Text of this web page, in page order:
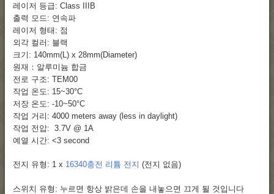
레이저 등급: Class IIIB
출력 모드: 연속파
레이저 형태: 점
외각 컬러: 블랙
크기: 140mm(L) x 28mm(Diameter)
원재：알루미늄 합금
전로 구조: TEM00
작업 온도: 15~30°C
저장 온도: -10~50°C
작업 거리: 4000 meters away (less in daylight)
작업 전압: 3.7V @ 1A
예열 시간: <3 second
전지 유형: 1 x 16340충전 리튬 전지 (전지 없음)
스위치 유형: 누르면 항상 밝은데 손을 내놓으면 끄게 될 것입니다